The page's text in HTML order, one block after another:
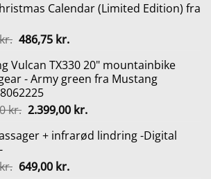
pris
99,95 kr..
pris
69,97 kr..
Calendar (Limited Edition) fra
kr. Den
pris
var:
649,00 kr..
486,75 kr.Den
pris
er:
Vulcan TX330 20" mountainbike
- Army green fra Mustang
kr. Den
pris
4.199,00 kr..
2.399,00 kr.Den
pris
+ infrarød lindring -Digital
kr. Den
649,00 kr.Den